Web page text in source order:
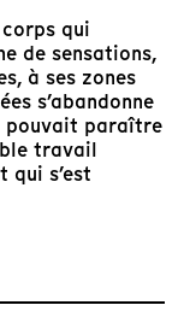
qui
de sensations,
à ses zones
s’abandonne
pouvait paraître
travail
qui s’est